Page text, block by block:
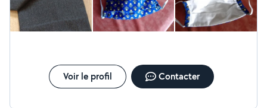
Voir le profil Contacter